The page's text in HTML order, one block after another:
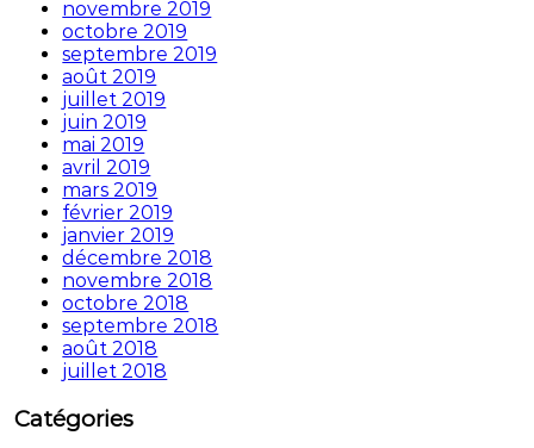
novembre 2019
octobre 2019
septembre 2019
août 2019
juillet 2019
juin 2019
mai 2019
avril 2019
mars 2019
février 2019
janvier 2019
décembre 2018
novembre 2018
octobre 2018
septembre 2018
août 2018
juillet 2018
Catégories